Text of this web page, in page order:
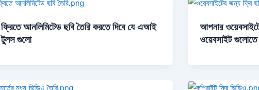
ফ্রিতে আনলিমিটেড ছবি তৈরি করতে দিবে যে এআই
টুলস গুলো
আপনার
ওয়েবসাইট গুলোতে